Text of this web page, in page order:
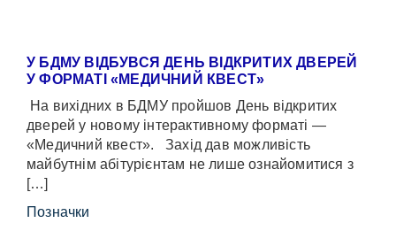
У БДМУ ВІДБУВСЯ ДЕНЬ ВІДКРИТИХ ДВЕРЕЙ
У ФОРМАТІ «МЕДИЧНИЙ КВЕСТ»
На вихідних в БДМУ пройшов День відкритих
дверей у новому інтерактивному форматі —
«Медичний квест». Захід дав можливість
майбутнім абітурієнтам не лише ознайомитися з
[…]
Позначки